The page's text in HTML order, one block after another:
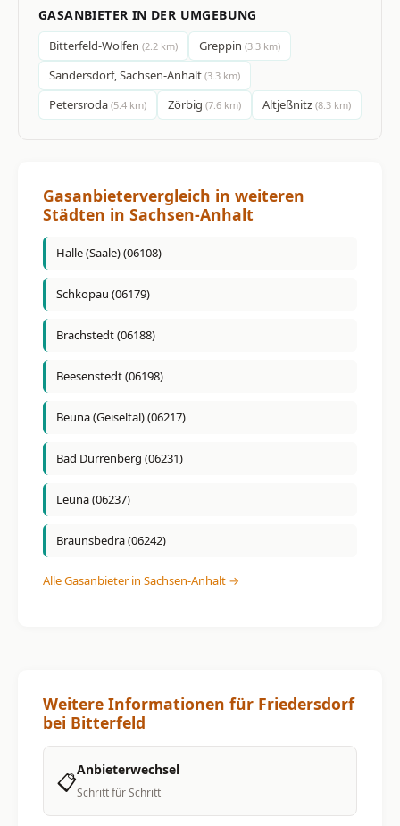
GASANBIETER IN DER UMGEBUNG
Bitterfeld-Wolfen (2.2 km) Greppin (3.3 km)
Sandersdorf, Sachsen-Anhalt (3.3 km)
Petersroda (5.4 km) Zörbig (7.6 km) Altjeßnitz (8.3 km)
Gasanbietervergleich in weiteren
Städten in Sachsen-Anhalt
Halle (Saale) (06108)
Schkopau (06179)
Brachstedt (06188)
Beesenstedt (06198)
Beuna (Geiseltal) (06217)
Bad Dürrenberg (06231)
Leuna (06237)
Braunsbedra (06242)
Alle Gasanbieter in Sachsen-Anhalt →
Weitere Informationen für Friedersdorf
bei Bitterfeld
📋Anbieterwechsel
Schritt für Schritt